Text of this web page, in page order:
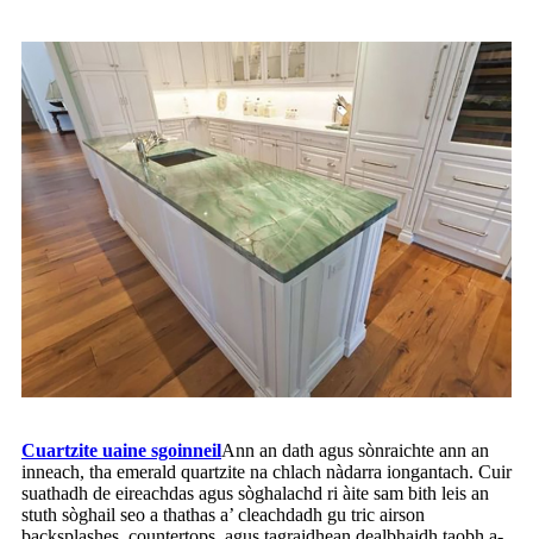
Cuartzite uaine sgoinneilAnn an dath agus sònraichte ann an
inneach, tha emerald quartzite na chlach nàdarra iongantach. Cuir
suathadh de eireachdas agus sòghalachd ri àite sam bith leis an
stuth sòghail seo a thathas a’ cleachdadh gu tric airson